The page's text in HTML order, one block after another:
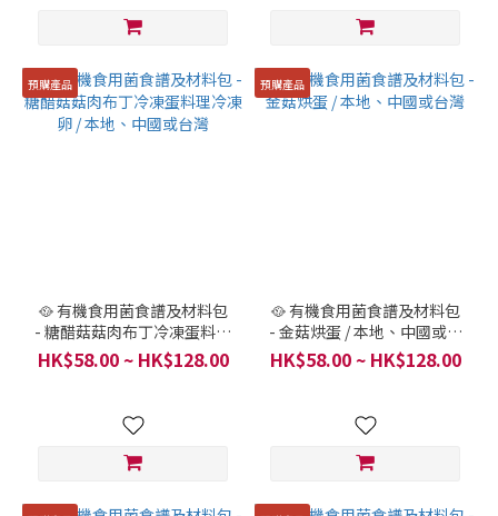
預購產品
🥘 有機食用菌食譜及材料包
- 糖醋菇菇肉布丁冷凍蛋料理
冷凍卵 / 本地、中國或台灣
HK$58.00 ~ HK$128.00
預購產品
🥘 有機食用菌食譜及材料包
- 金菇烘蛋 / 本地、中國或台
灣
HK$58.00 ~ HK$128.00